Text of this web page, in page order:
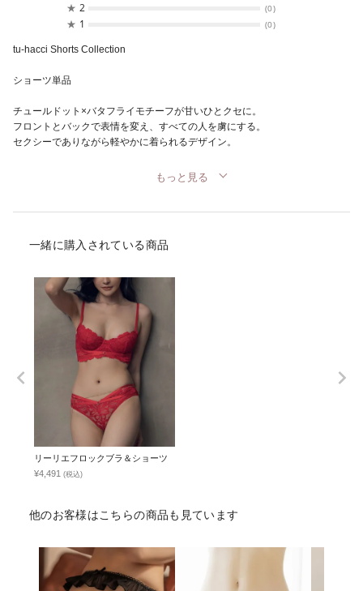
★ 2 (0)
★ 1 (0)
tu-hacci Shorts Collection
ショーツ単品
チュールドット×バタフライモチーフが甘いひとクセに。
フロントとバックで表情を変え、すべての人を虜にする。
セクシーでありながら軽やかに着られるデザイン。
もっと見る
一緒に購入されている商品
リーリエフロックブラ＆ショーツ
¥4,491 (税込)
他のお客様はこちらの商品も見ています